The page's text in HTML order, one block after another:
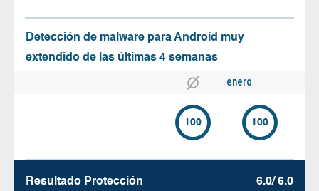
Detección de malware para Android muy
extendido de las últimas 4 semanas
enero
100 100
Resultado Protección 6.0/ 6.0